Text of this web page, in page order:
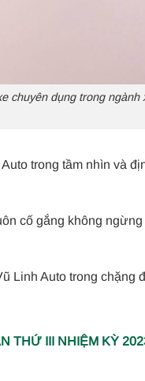
chuyên dụng trong
trong tầm nhìn và
cố gắng không ngừng
Linh Auto trong chặng
THỨ III NHIỆM KỲ